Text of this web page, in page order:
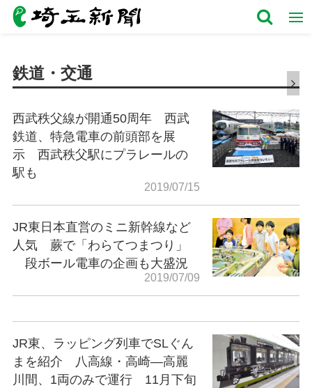
鉄道・交通
西武秩父線が開通50周年 西武
鉄道、特急電車の前頭部を展
示 西武秩父駅にプラレールの
駅も
2019/07/15
JR東日本直営のミニ新幹線など
人気 蕨で「わらてつまつり」
段ボール電車の企画も大盛況
2019/07/09
JR東、ラッピング列車でSLぐん
まを紹介 八高線・高崎―高麗
川間、1両のみで運行 11月下旬